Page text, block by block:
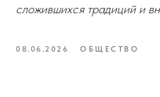
сложившихся традиций и
08.06.2026 ОБЩЕСТВО